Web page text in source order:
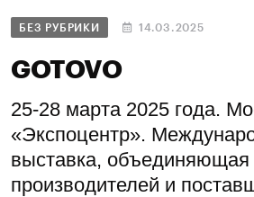
БЕЗ РУБРИКИ 14.03.2025
GOTOVO
25-28 марта 2025 года.
«Экспоцентр».
выставка,
производителей и